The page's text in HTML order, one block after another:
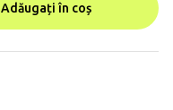
Adăugați în coș